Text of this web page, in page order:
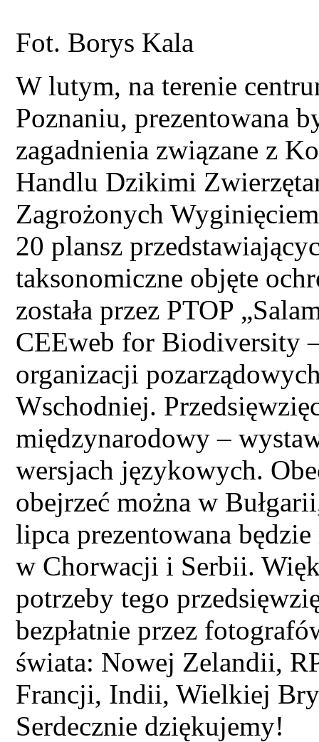
Fot. Borys Kala
W lutym, na terenie
Poznaniu, prezentowana
zagadnienia związane z
Handlu Dzikimi
Zagrożonych Wyginięciem
20 plansz
taksonomiczne objęte
została przez PTOP
CEEweb for Biodiversity
organizacji
Wschodniej.
międzynarodowy –
wersjach językowych.
obejrzeć można w
lipca prezentowana
w Chorwacji i Serbii.
potrzeby tego
bezpłatnie przez
świata: Nowej Zelandii,
Francji, Indii, Wielkiej
Serdecznie dziękujemy!